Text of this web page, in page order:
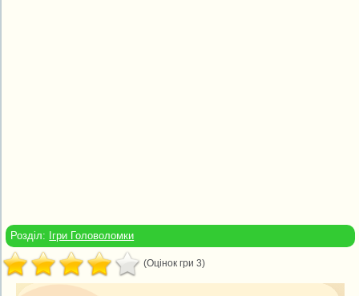
Розділ: Ігри Головоломки
(Оцінок гри 3)